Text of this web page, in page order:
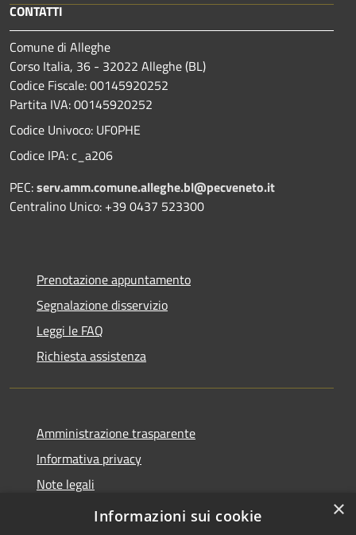
CONTATTI
Comune di Alleghe
Corso Italia, 36 - 32022 Alleghe (BL)
Codice Fiscale: 00145920252
Partita IVA: 00145920252
Codice Univoco: UF0PHE
Codice IPA: c_a206
PEC:serv.amm.comune.alleghe.bl@pecveneto.it
Centralino Unico: +39 0437 523300
Prenotazione appuntamento
Segnalazione disservizio
Leggi le FAQ
Richiesta assistenza
Amministrazione trasparente
Informativa privacy
Note legali
Dichiarazione di accessibilità
×
Informazioni sui cookie